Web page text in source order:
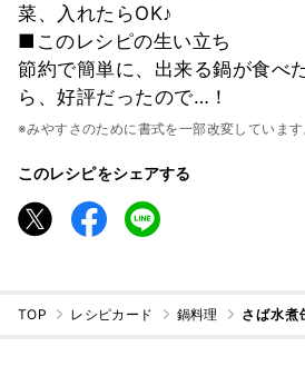
菜、入れたらOK♪
■このレシピの生い立ち
節約で簡単に、出来る鍋が食べ
ら、好評だったので…！
※みやすさのために書式を一部改変しています
このレシピをシェアする
TOP レシピカード 鍋料理 さば水煮